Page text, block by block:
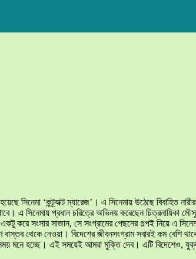
‘কন্ট্র্যাক্ট ম্যারেজ’। এ সিনেমায় উঠেছে বিবাহিত
এ সিনেমায় প্রধান চরিত্রে অভিনয় করেছেন চিত্রনায়িকা
করে সংসার সাজান, সে সংগ্রামের পেছনের গল্পই নিয়ে এ
থেকে নেওয়া। বিদেশের জীবনসংগ্রাম সবারই কম বেশি
মনে হচ্ছে। এই সময়েই আমরা মুক্তি দেব। এটি বিদেশেও,